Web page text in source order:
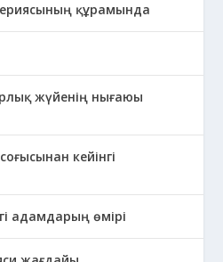
құрамында
жүйенің нығаюы
кейінгі
адамдарың өмірі